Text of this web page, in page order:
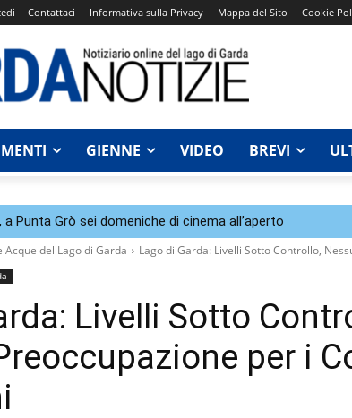
Contattaci Informativa sulla Privacy Mappa del Sito Cookie
GIENNE VIDEO BREVI
Punta Grò sei domeniche di cinema all’aperto
Acque del Lago di Garda Lago di Garda: Livelli Sotto Controllo,
Livelli Sotto
per i